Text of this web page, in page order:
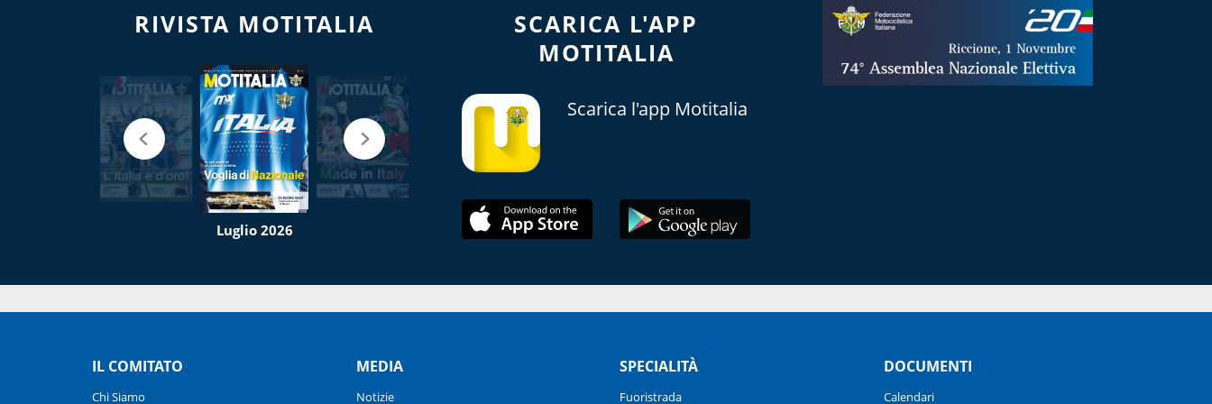
RIVISTA MOTITALIA
Luglio 2026
SCARICA L'APP
MOTITALIA
Scarica l'app Motitalia
IL COMITATO
Chi Siamo
MEDIA
Notizie
SPECIALITÀ
Fuoristrada
DOCUMENTI
Calendari